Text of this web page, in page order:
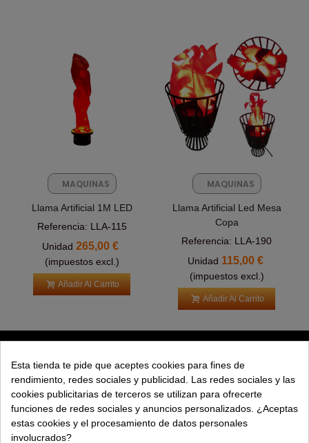
MAQUINAS
FX
Llama Artificial 1M LED
Referencia: LLA-115
Unidad265,00 €
(impuestos excl.)
Añadir Al Carrito
MAQUINAS
FX
Llama Artificial Led Mesa
Copa
Referencia: LLA-190
Unidad 115,00 €
(impuestos excl.)
Añadir Al Carrito
EXPLORAR
EMPRESA
Esta tienda te pide que aceptes cookies para fines de
rendimiento, redes sociales y publicidad. Las redes sociales y las
cookies publicitarias de terceros se utilizan para ofrecerte
funciones de redes sociales y anuncios personalizados. ¿Aceptas
estas cookies y el procesamiento de datos personales
involucrados?